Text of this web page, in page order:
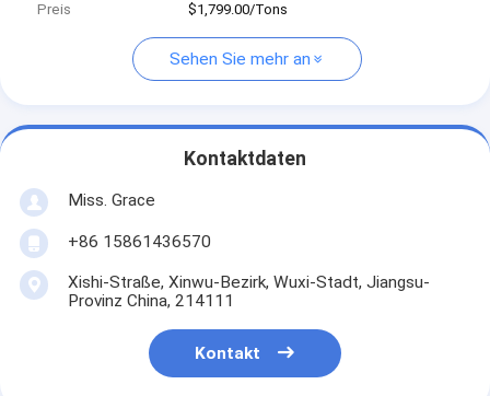
Preis
$1,799.00/Tons
Sehen Sie mehr an
Kontaktdaten
Miss. Grace
+86 15861436570
Xishi-Straße, Xinwu-Bezirk, Wuxi-Stadt, Jiangsu-
Provinz China, 214111
Kontakt